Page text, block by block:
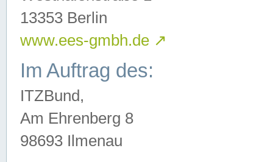
13353 Berlin
www.ees-gmbh.de ↗
Im Auftrag des:
ITZBund,
Am Ehrenberg 8
98693 Ilmenau